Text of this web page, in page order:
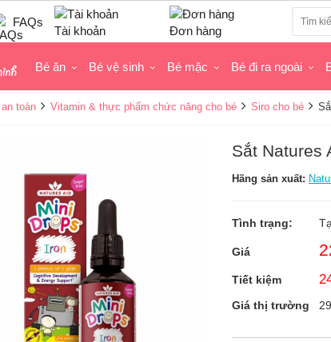
FAQs
Tài khoản Đơn hàng
Bé ăn Bé vệ sinh Bé mặc Bé đi ra ngoài
toàn Vitamin & thực phẩm chức năng cho bé Siro cho bé
Sắt Natures
Hãng sản xuất:
Tình trạng:
Giá
Tiết kiệm
Giá thị trường